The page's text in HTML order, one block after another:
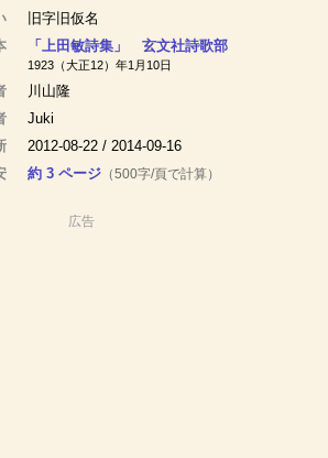
旧字旧仮名
「上田敏詩集」 玄文社詩歌部
1923（大正12）年1月10日
川山隆
Juki
2012-08-22 / 2014-09-16
約 3 ページ （500字/頁で計算）
広告